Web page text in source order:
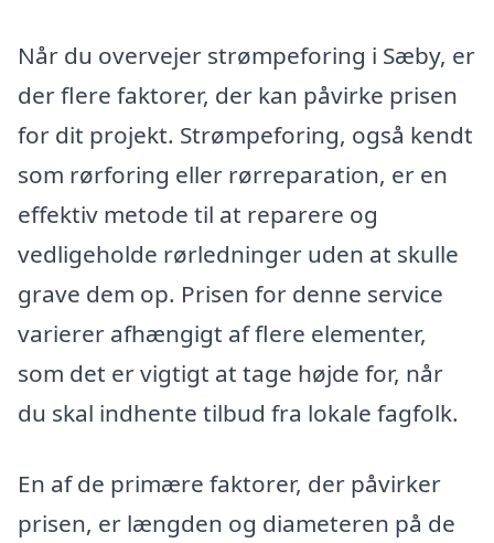
Når du overvejer strømpeforing i Sæby, er
der flere faktorer, der kan påvirke prisen
for dit projekt. Strømpeforing, også kendt
som rørforing eller rørreparation, er en
effektiv metode til at reparere og
vedligeholde rørledninger uden at skulle
grave dem op. Prisen for denne service
varierer afhængigt af flere elementer,
som det er vigtigt at tage højde for, når
du skal indhente tilbud fra lokale fagfolk.
En af de primære faktorer, der påvirker
prisen, er længden og diameteren på de